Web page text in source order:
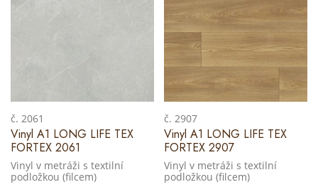
č. 2061
Vinyl A1 LONG LIFE TEX
FORTEX 2061
Vinyl v metráži s textilní
podložkou (filcem)
č. 2907
Vinyl A1 LONG LIFE TEX
FORTEX 2907
Vinyl v metráži s textilní
podložkou (filcem)